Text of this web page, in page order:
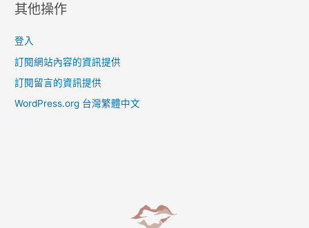
其他操作
登入
訂閱網站內容的資訊提供
訂閱留言的資訊提供
WordPress.org 台灣繁體中文